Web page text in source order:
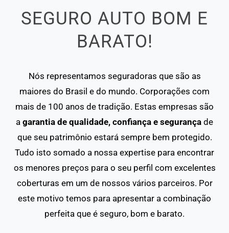
SEGURO AUTO BOM E
BARATO!
Nós representamos seguradoras que são as
maiores do Brasil e do mundo. Corporações com
mais de 100 anos de tradição. Estas empresas são
a garantia de qualidade, confiança e segurança de
que seu patrimônio estará sempre bem protegido.
Tudo isto somado a nossa expertise para encontrar
os menores preços para o seu perfil com excelentes
coberturas em um de nossos vários parceiros. Por
este motivo temos para apresentar a combinação
perfeita que é seguro, bom e barato.